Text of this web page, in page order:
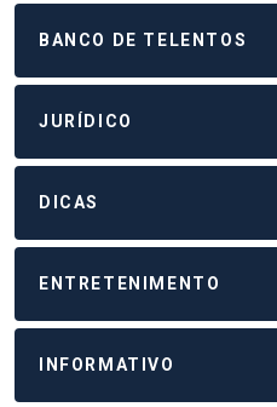
BANCO DE TELENTOS
JURÍDICO
DICAS
ENTRETENIMENTO
INFORMATIVO